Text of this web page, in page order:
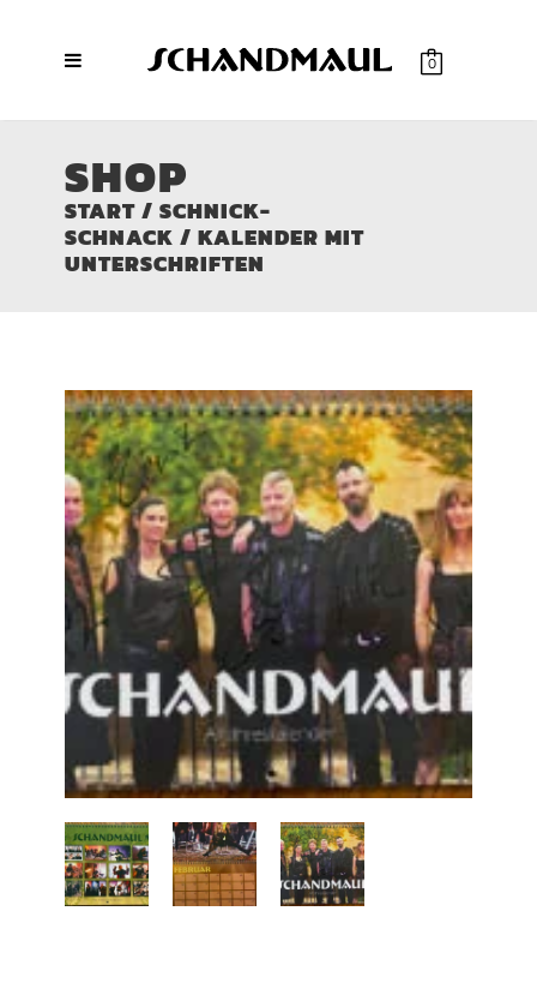
0
SHOP
START/ SCHNICK-
SCHNACK / KALENDER MIT
UNTERSCHRIFTEN